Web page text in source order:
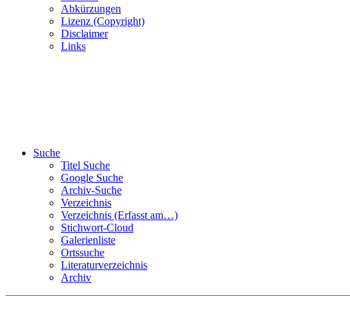
Abkürzungen
Lizenz (Copyright)
Disclaimer
Links
Suche
Titel Suche
Google Suche
Archiv-Suche
Verzeichnis
Verzeichnis (Erfasst am…)
Stichwort-Cloud
Galerienliste
Ortssuche
Literaturverzeichnis
Archiv